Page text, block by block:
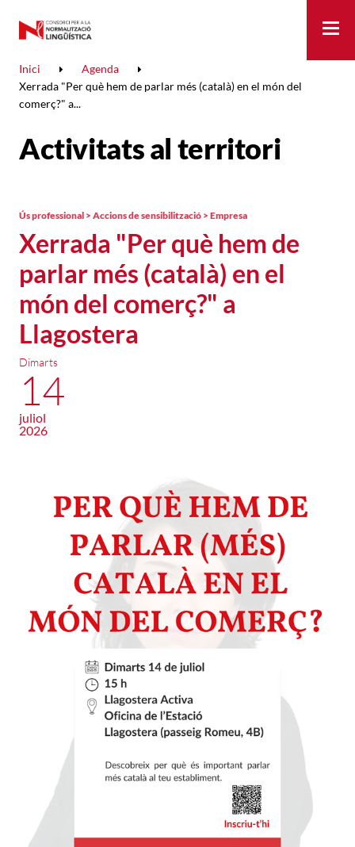
Inici
Agenda
Xerrada "Per què hem de parlar més (català) en el món del
comerç?" a...
Activitats al territori
Xerrada "Per què hem de
parlar més (català) en el
món del comerç?" a
Llagostera
Ús professional > Accions de sensibilització > Empresa
Dimarts
14
juliol
2026